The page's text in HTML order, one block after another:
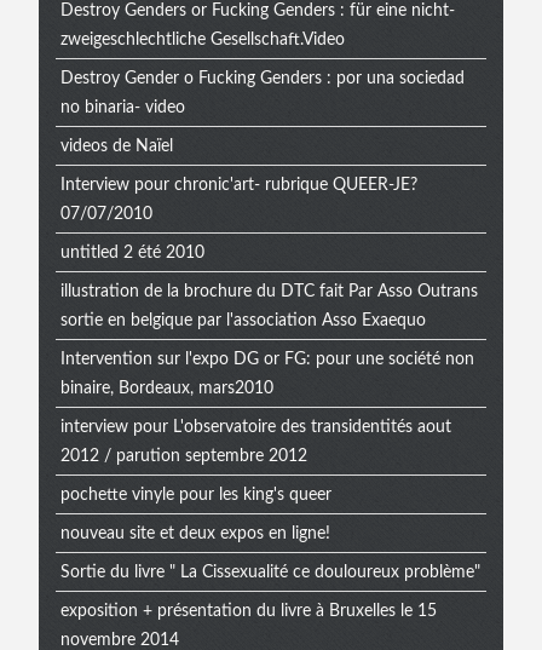
Destroy Genders or Fucking Genders : für eine nicht-
zweigeschlechtliche Gesellschaft.Video
Destroy Gender o Fucking Genders : por una sociedad
no binaria- video
videos de Naïel
Interview pour chronic'art- rubrique QUEER-JE?
07/07/2010
untitled 2 été 2010
illustration de la brochure du DTC fait Par Asso Outrans
sortie en belgique par l'association Asso Exaequo
Intervention sur l'expo DG or FG: pour une société non
binaire, Bordeaux, mars2010
interview pour L'observatoire des transidentités aout
2012 / parution septembre 2012
pochette vinyle pour les king's queer
nouveau site et deux expos en ligne!
Sortie du livre " La Cissexualité ce douloureux problème"
exposition + présentation du livre à Bruxelles le 15
novembre 2014